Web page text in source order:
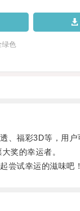
色
福彩3D等，用户
奖的幸运者。
试幸运的滋味吧